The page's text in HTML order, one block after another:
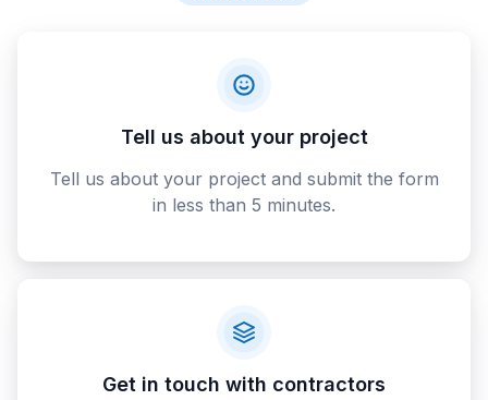
Tell us about your project
Tell us about your project and submit the form
in less than 5 minutes.
Get in touch with contractors